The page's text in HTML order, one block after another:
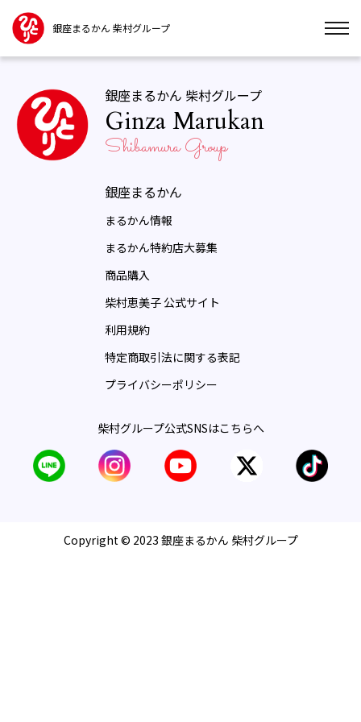
銀座まるかん 柴村グループ
銀座まるかん 柴村グループ
Ginza Marukan
Shibamura Group
銀座まるかん
まるかん情報
まるかん特約店大募集
商品購入
柴村恵美子 公式サイト
利用規約
特定商取引法に関する表記
プライバシーポリシー
柴村グループ公式SNSはこちらへ
Copyright © 2023 銀座まるかん 柴村グループ